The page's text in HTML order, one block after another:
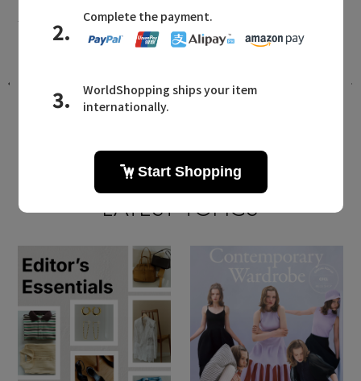
ゾートから日常まで活躍する「レイー
LATEST TOPICS